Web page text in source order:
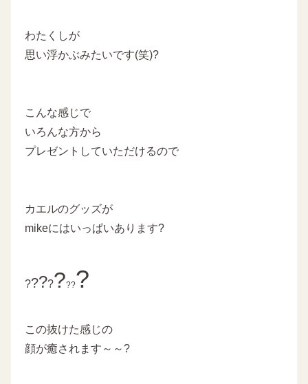
わたくしが
思い浮かぶみたいです(笑)?
こんな感じで
いろんな方から
プレゼントしていただけるので
カエルのグッズが
mikeにはいっぱいあります?
????????
この抜けた感じの
顔が癒されます～～?